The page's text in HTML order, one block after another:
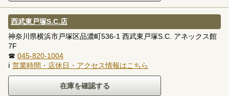
西武東戸塚S.C.店
神奈川県横浜市戸塚区品濃町536-1 西武東戸塚S.C. アネックス館
7F
☎ 045-820-1004
ℹ 営業時間・店休日・アクセス情報はこちら